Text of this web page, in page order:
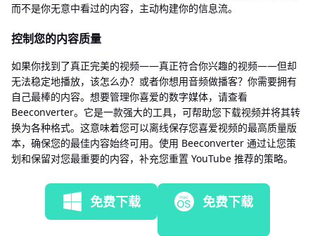
而不是你无意中看过的内容，主动构建你的信息流。
控制您的内容质量
如果你找到了真正完美的视频——真正符合你兴趣的视频——但却
无法稳定地播放，该怎么办？或者你想用音频做播客？你需要拥有
自己最棒的内容。想要管理你喜爱的数字媒体，请查看
Beeconverter。它是一款强大的工具，可帮助您下载视频并将其转
换为各种格式。这意味着您可以离线保存您喜爱视频的最高质量版
本，确保您的最佳内容始终可用。使用 Beeconverter 通过让您策
划和保留对您最重要的内容，补充您重置 YouTube 推荐的策略。
免费下载 免费下载